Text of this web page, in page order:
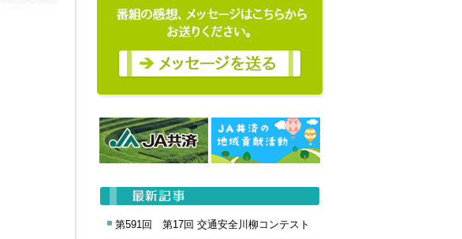
第591回 第17回 交通安全川柳コンテスト